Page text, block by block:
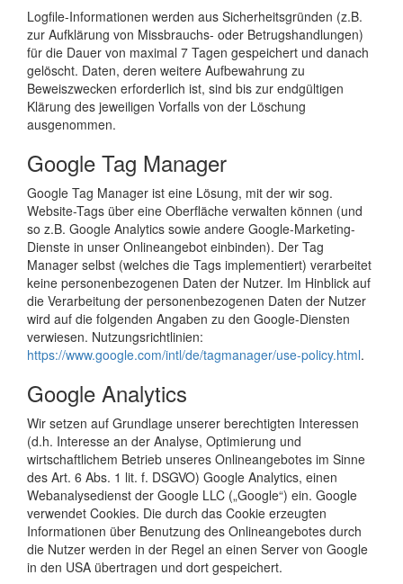
Logfile-Informationen werden aus Sicherheitsgründen (z.B.
zur Aufklärung von Missbrauchs- oder Betrugshandlungen)
für die Dauer von maximal 7 Tagen gespeichert und danach
gelöscht. Daten, deren weitere Aufbewahrung zu
Beweiszwecken erforderlich ist, sind bis zur endgültigen
Klärung des jeweiligen Vorfalls von der Löschung
ausgenommen.
Google Tag Manager
Google Tag Manager ist eine Lösung, mit der wir sog.
Website-Tags über eine Oberfläche verwalten können (und
so z.B. Google Analytics sowie andere Google-Marketing-
Dienste in unser Onlineangebot einbinden). Der Tag
Manager selbst (welches die Tags implementiert) verarbeitet
keine personenbezogenen Daten der Nutzer. Im Hinblick auf
die Verarbeitung der personenbezogenen Daten der Nutzer
wird auf die folgenden Angaben zu den Google-Diensten
verwiesen. Nutzungsrichtlinien:
https://www.google.com/intl/de/tagmanager/use-policy.html.
Google Analytics
Wir setzen auf Grundlage unserer berechtigten Interessen
(d.h. Interesse an der Analyse, Optimierung und
wirtschaftlichem Betrieb unseres Onlineangebotes im Sinne
des Art. 6 Abs. 1 lit. f. DSGVO) Google Analytics, einen
Webanalysedienst der Google LLC („Google“) ein. Google
verwendet Cookies. Die durch das Cookie erzeugten
Informationen über Benutzung des Onlineangebotes durch
die Nutzer werden in der Regel an einen Server von Google
in den USA übertragen und dort gespeichert.